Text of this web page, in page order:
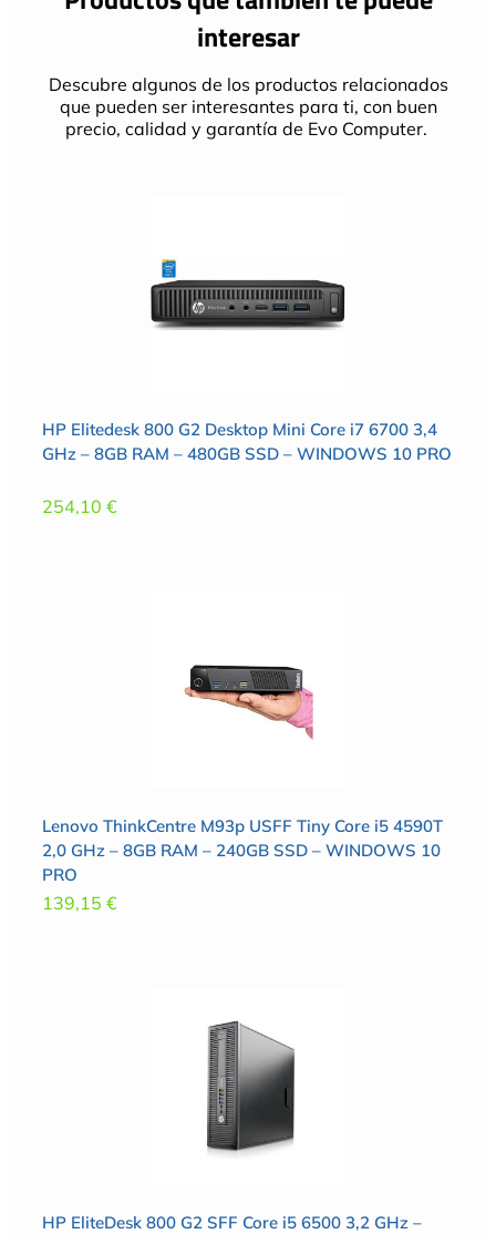
interesar
Descubre algunos de los productos relacionados
que pueden ser interesantes para ti, con buen
precio, calidad y garantía de Evo Computer.
HP Elitedesk 800 G2 Desktop Mini Core i7 6700 3,4
GHz – 8GB RAM – 480GB SSD – WINDOWS 10 PRO
254,10 €
Lenovo ThinkCentre M93p USFF Tiny Core i5 4590T
2,0 GHz – 8GB RAM – 240GB SSD – WINDOWS 10
PRO
139,15 €
HP EliteDesk 800 G2 SFF Core i5 6500 3,2 GHz –